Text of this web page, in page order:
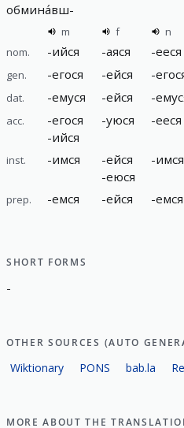
обмина́вш-
m f n
nom.
-ийся -аяся -ееся
gen. -егося -ейся -
dat. -емуся -ейся -
acc. -егося
-ийся
-уюся -ееся
inst. -имся -ейся
-еюся
-имся
prep. -емся -ейся -емся
SHORT FORMS
-
OTHER SOURCES (AUTO
Wiktionary PONS bab.la
MORE ABOUT THE